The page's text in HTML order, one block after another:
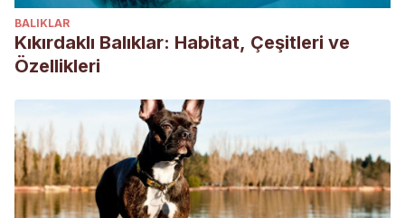
BALIKLAR
Kıkırdaklı Balıklar: Habitat, Çeşitleri ve
Özellikleri